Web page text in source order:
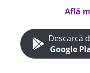
Află
Descarcă
Google